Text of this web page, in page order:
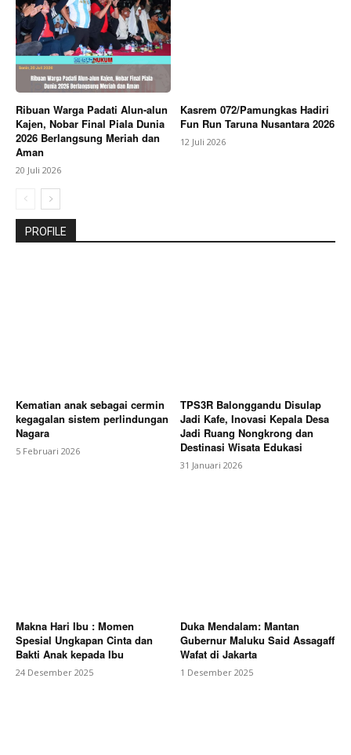
Ribuan Warga Padati Alun-alun
Kajen, Nobar Final Piala Dunia
2026 Berlangsung Meriah dan
Aman
20 Juli 2026
Kasrem 072/Pamungkas Hadiri
Fun Run Taruna Nusantara 2026
12 Juli 2026
PROFILE
Kematian anak sebagai cermin
kegagalan sistem perlindungan
Nagara
5 Februari 2026
TPS3R Balonggandu Disulap
Jadi Kafe, Inovasi Kepala Desa
Jadi Ruang Nongkrong dan
Destinasi Wisata Edukasi
31 Januari 2026
Makna Hari Ibu : Momen
Spesial Ungkapan Cinta dan
Bakti Anak kepada Ibu
24 Desember 2025
Duka Mendalam: Mantan
Gubernur Maluku Said Assagaff
Wafat di Jakarta
1 Desember 2025